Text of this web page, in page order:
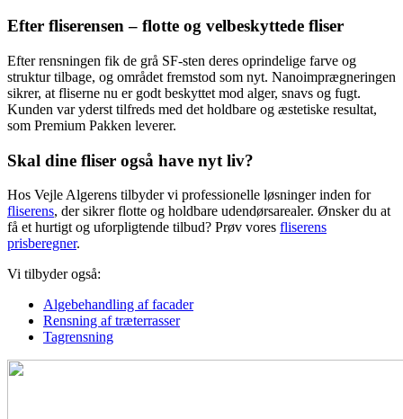
Efter fliserensen – flotte og velbeskyttede fliser
Efter rensningen fik de grå SF-sten deres oprindelige farve og
struktur tilbage, og området fremstod som nyt. Nanoimprægneringen
sikrer, at fliserne nu er godt beskyttet mod alger, snavs og fugt.
Kunden var yderst tilfreds med det holdbare og æstetiske resultat,
som Premium Pakken leverer.
Skal dine fliser også have nyt liv?
Hos Vejle Algerens tilbyder vi professionelle løsninger inden for
fliserens, der sikrer flotte og holdbare udendørsarealer. Ønsker du at
få et hurtigt og uforpligtende tilbud? Prøv vores fliserens
prisberegner.
Vi tilbyder også:
Algebehandling af facader
Rensning af træterrasser
Tagrensning